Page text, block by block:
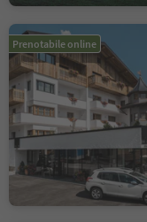
Prenotabile online